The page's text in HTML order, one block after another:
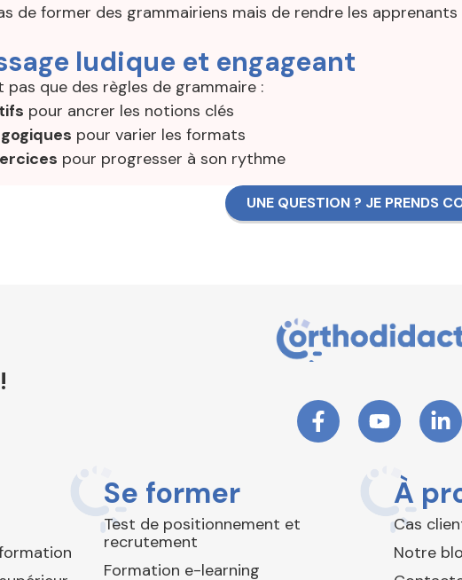
de former des grammairiens mais de rendre les apprenants
ludique et engageant
pas que des règles de grammaire :
pour ancrer les notions clés
pour varier les formats
pour progresser à son rythme
UNE QUESTION ? JE PRENDS
Se former
Test de positionnement et
recrutement
Formation e-learning
À
Cas
Notre